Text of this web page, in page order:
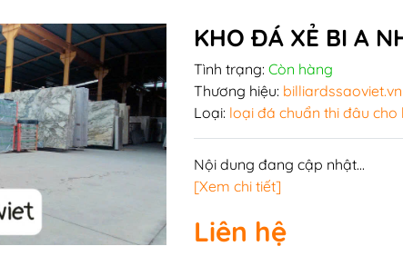
Bàn bi lắc văn phòng
Bàn bi lắc gia đình
KHO ĐÁ XẺ BI A
Tình trạng: Còn hàng
Thương hiệu: billiardssaoviet.vn
Loại: loại đá chuẩn thi đâu cho
Nội dung đang cập nhật...
[Xem chi tiết]
Liên hệ